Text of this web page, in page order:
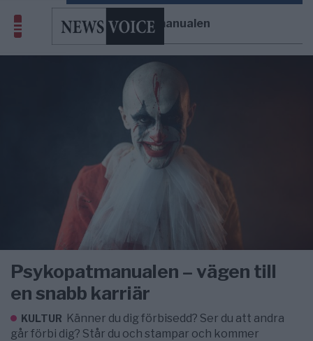
Psykopatmanualen
Psykopatmanualen – vägen till
en snabb karriär
KULTUR Känner du dig förbisedd? Ser du att andra
går förbi dig? Står du och stampar och kommer